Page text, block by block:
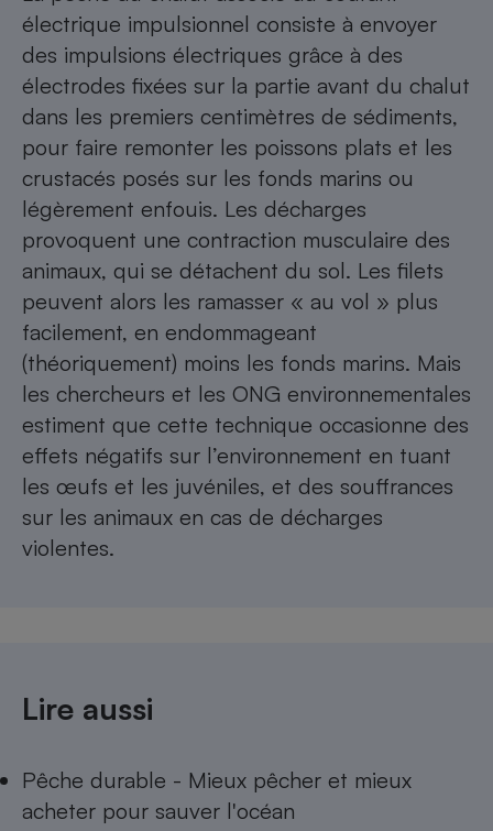
électrique impulsionnel consiste à envoyer
des impulsions électriques grâce à des
électrodes fixées sur la partie avant du chalut
dans les premiers centimètres de sédiments,
pour faire remonter les poissons plats et les
crustacés posés sur les fonds marins ou
légèrement enfouis. Les décharges
provoquent une contraction musculaire des
animaux, qui se détachent du sol. Les filets
peuvent alors les ramasser « au vol » plus
facilement, en endommageant
(théoriquement) moins les fonds marins. Mais
les chercheurs et les ONG environnementales
estiment que cette technique occasionne des
effets négatifs sur l’environnement en tuant
les œufs et les juvéniles, et des souffrances
sur les animaux en cas de décharges
violentes.
Lire aussi
Pêche durable - Mieux pêcher et mieux
acheter pour sauver l'océan
Robot ménager